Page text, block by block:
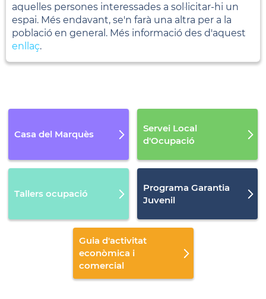
aquelles persones interessades a sol·licitar-hi un
espai. Més endavant, se'n farà una altra per a la
població en general. Més informació des d'aquest
enllaç.
Casa del Marquès
Servei Local
d'Ocupació
Tallers ocupació
Programa Garantia
Juvenil
Guia d'activitat
econòmica i
comercial